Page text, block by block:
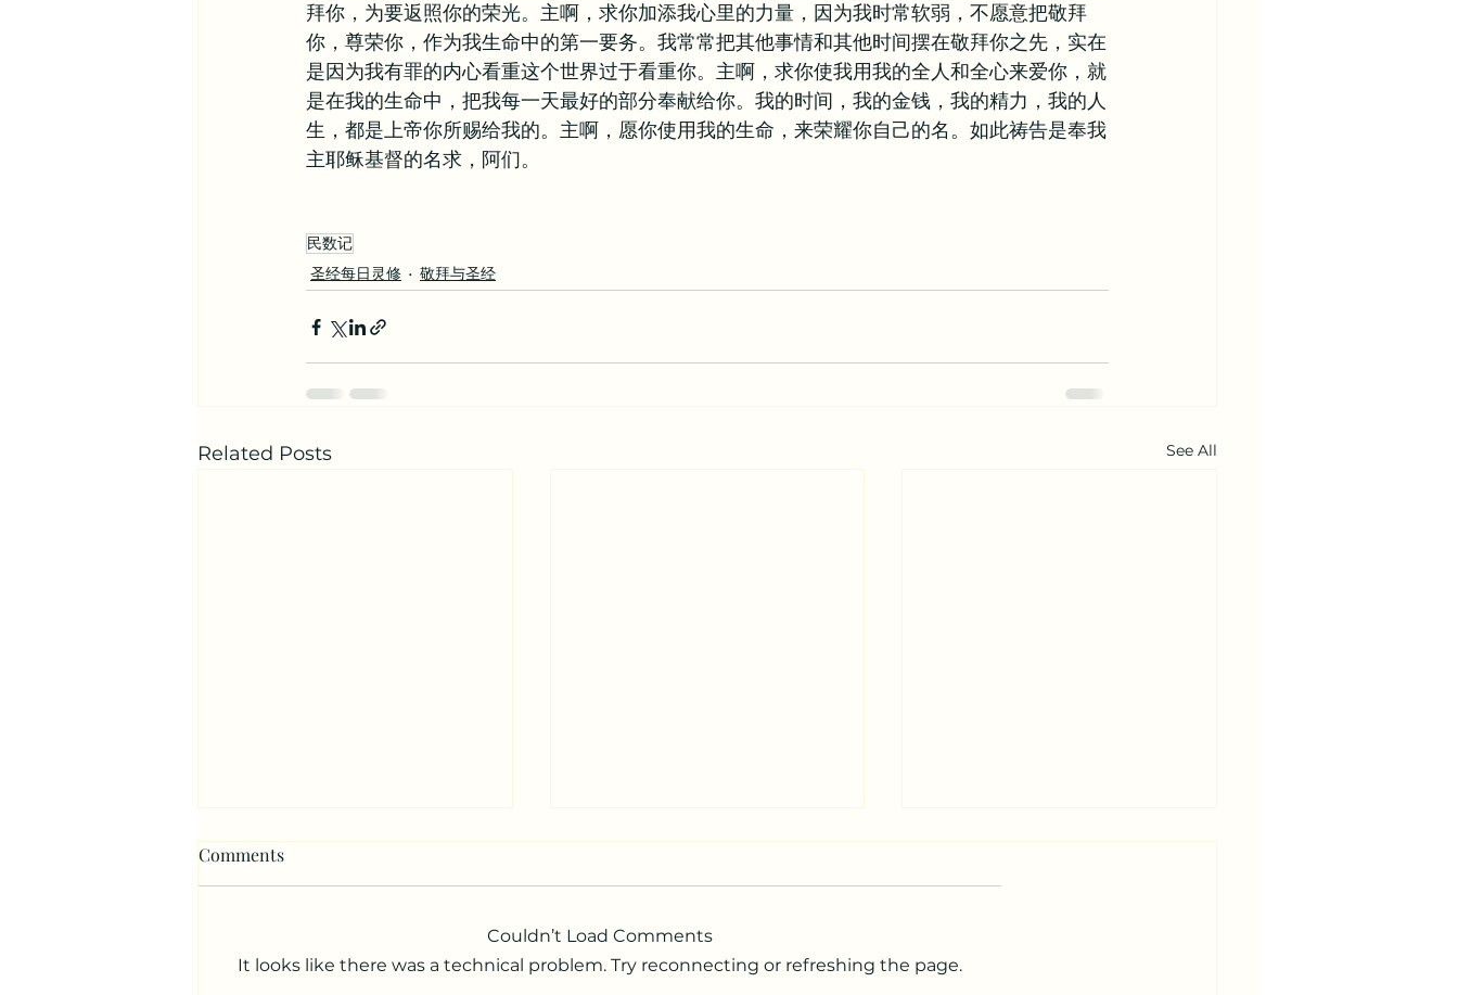
拜你，为要返照你的荣光。主啊，求你加添我心里的力量，因为我时常软弱，不愿意把敬拜
你，尊荣你，作为我生命中的第一要务。我常常把其他事情和其他时间摆在敬拜你之先，实在
是因为我有罪的内心看重这个世界过于看重你。主啊，求你使我用我的全人和全心来爱你，就
是在我的生命中，把我每一天最好的部分奉献给你。我的时间，我的金钱，我的精力，我的人
生，都是上帝你所赐给我的。主啊，愿你使用我的生命，来荣耀你自己的名。如此祷告是奉我
主耶稣基督的名求，阿们。
民数记
圣经每日灵修
敬拜与圣经
Related Posts See All
Comments
Couldn’t Load Comments
It looks like there was a technical problem. Try reconnecting or refreshing the page.